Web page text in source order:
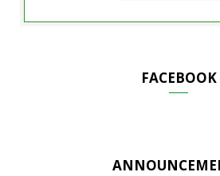
FACEBOOK